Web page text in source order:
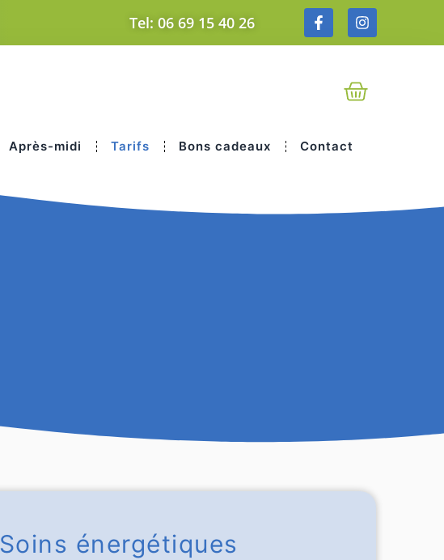
Tel: 06 69 15 40 26
Après-midi Tarifs Bons cadeaux Contact
Soins énergétiques